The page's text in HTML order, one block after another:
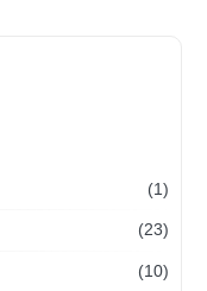
(1)
(23)
(10)